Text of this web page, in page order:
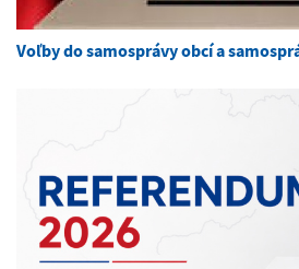
Voľby do samosprávy obcí a